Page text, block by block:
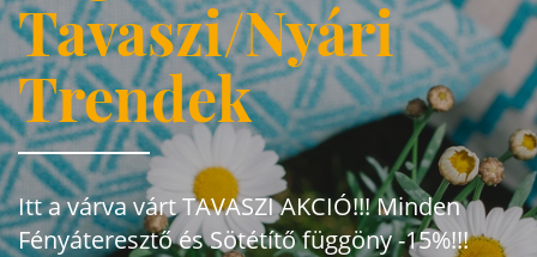
Tavaszi/Nyári
Trendek
Itt a várva várt TAVASZI AKCIÓ!!! Minden
Fényáteresztő és Sötétítő függöny -15%!!!